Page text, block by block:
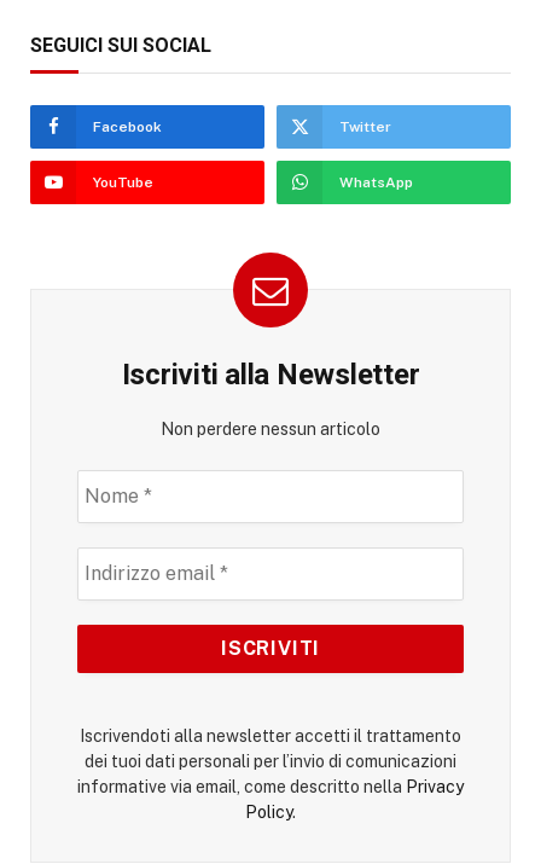
SEGUICI SUI SOCIAL
Facebook Twitter
YouTube WhatsApp
Iscriviti alla Newsletter
Non perdere nessun articolo
Iscrivendoti alla newsletter accetti il trattamento
dei tuoi dati personali per l’invio di comunicazioni
informative via email, come descritto nella Privacy
Policy.